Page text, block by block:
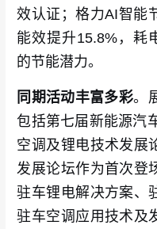
效认证；格力AI智能
能效提升15.8%，耗
的节能潜力。
同期活动丰富多彩。
包括第七届新能源汽
空调及锂电技术发展
发展论坛作为首次登
驻车锂电解决方案、
驻车空调应用技术及